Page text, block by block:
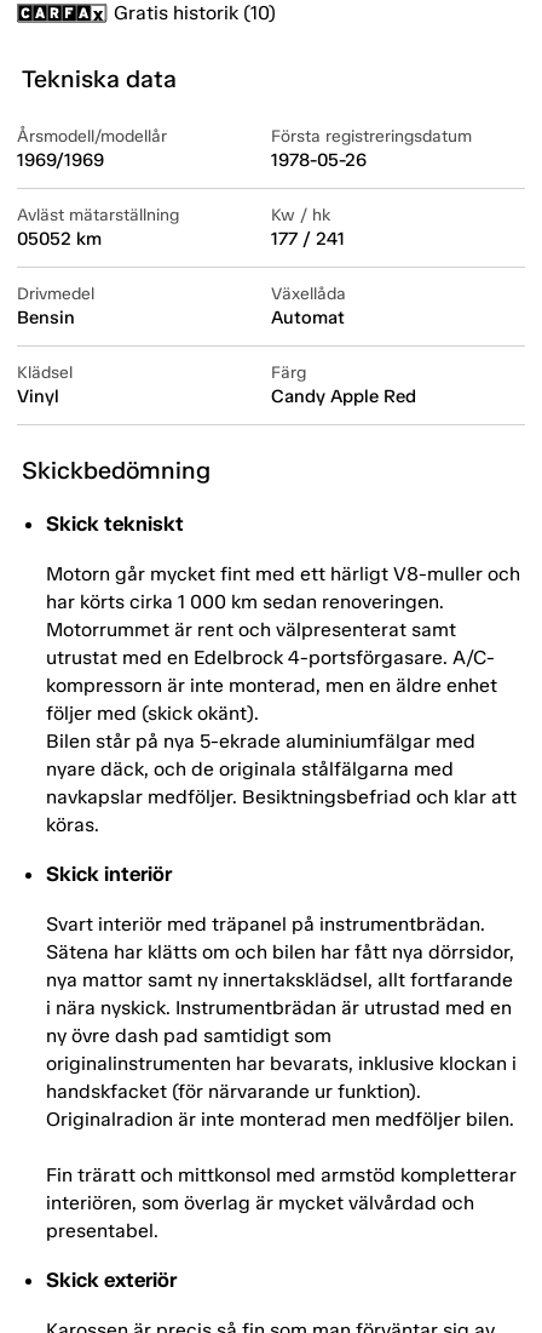
Gratis historik (10)
Tekniska data
Årsmodell/modellår
1969/1969
Första registreringsdatum
1978-05-26
Avläst mätarställning
05052 km
Kw / hk
177 / 241
Drivmedel
Bensin
Växellåda
Automat
Klädsel
Vinyl
Färg
Candy Apple Red
Skickbedömning
Skick tekniskt
Motorn går mycket fint med ett härligt V8-muller och
har körts cirka 1 000 km sedan renoveringen.
Motorrummet är rent och välpresenterat samt
utrustat med en Edelbrock 4-portsförgasare. A/C-
kompressorn är inte monterad, men en äldre enhet
följer med (skick okänt).
Bilen står på nya 5-ekrade aluminiumfälgar med
nyare däck, och de originala stålfälgarna med
navkapslar medföljer. Besiktningsbefriad och klar att
köras.
Skick interiör
Svart interiör med träpanel på instrumentbrädan.
Sätena har klätts om och bilen har fått nya dörrsidor,
nya mattor samt ny innertaksklädsel, allt fortfarande
i nära nyskick. Instrumentbrädan är utrustad med en
ny övre dash pad samtidigt som
originalinstrumenten har bevarats, inklusive klockan i
handskfacket (för närvarande ur funktion).
Originalradion är inte monterad men medföljer bilen.
Fin träratt och mittkonsol med armstöd kompletterar
interiören, som överlag är mycket välvårdad och
presentabel.
Skick exteriör